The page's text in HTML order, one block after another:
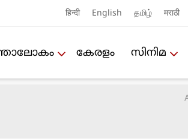
हिन्दी English தமிழ் मराठी
കേരളം സിനിമ